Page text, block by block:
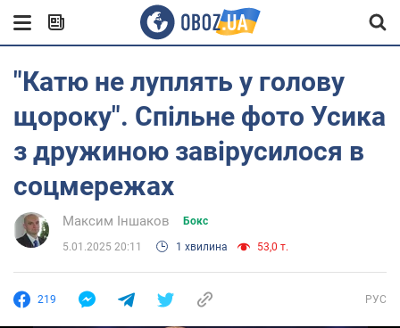
"Катю не луплять у голову
щороку". Спільне фото Усика
з дружиною завірусилося в
соцмережах
Максим Іншаков Бокс
5.01.2025 20:11 1 хвилина 53,0 т.
219 РУС